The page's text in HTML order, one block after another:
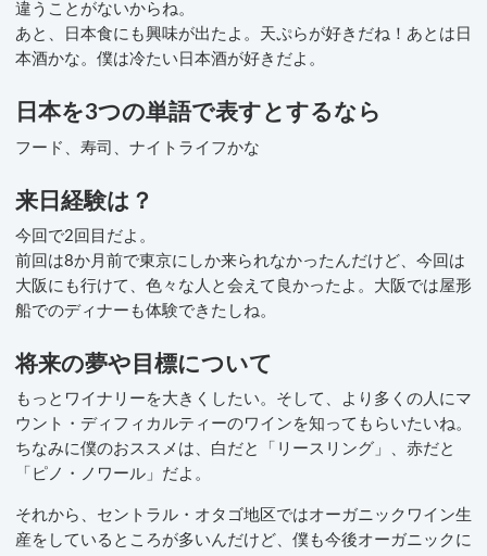
違うことがないからね。
あと、日本食にも興味が出たよ。天ぷらが好きだね！あとは日
本酒かな。僕は冷たい日本酒が好きだよ。
日本を3つの単語で表すとするなら
フード、寿司、ナイトライフかな
来日経験は？
今回で2回目だよ。
前回は8か月前で東京にしか来られなかったんだけど、今回は
大阪にも行けて、色々な人と会えて良かったよ。大阪では屋形
船でのディナーも体験できたしね。
将来の夢や目標について
もっとワイナリーを大きくしたい。そして、より多くの人にマ
ウント・ディフィカルティーのワインを知ってもらいたいね。
ちなみに僕のおススメは、白だと「リースリング」、赤だと
「ピノ・ノワール」だよ。
それから、セントラル・オタゴ地区ではオーガニックワイン生
産をしているところが多いんだけど、僕も今後オーガニックに